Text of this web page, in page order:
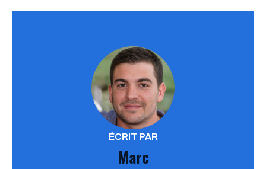
ÉCRIT PAR
Marc